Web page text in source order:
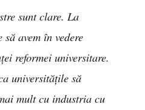
sunt clare. La
avem în vedere
reformei universitare.
universitățile să
mult cu industria cu